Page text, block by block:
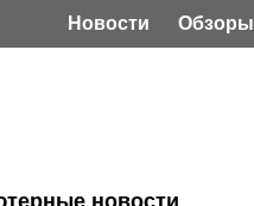
Новости Обзоры
новости